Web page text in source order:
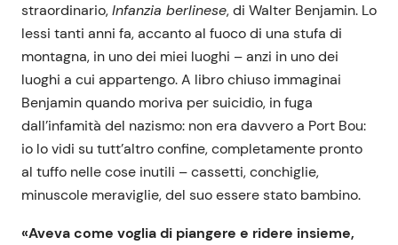
straordinario,Infanzia berlinese, di Walter Benjamin. Lo
lessi tanti anni fa, accanto al fuoco di una stufa di
montagna, in uno dei miei luoghi – anzi in uno dei
luoghi a cui appartengo. A libro chiuso immaginai
Benjamin quando moriva per suicidio, in fuga
dall’infamità del nazismo: non era davvero a Port Bou:
io lo vidi su tutt’altro confine, completamente pronto
al tuffo nelle cose inutili – cassetti, conchiglie,
minuscole meraviglie, del suo essere stato bambino.
«Aveva come voglia di piangere e ridere insieme,